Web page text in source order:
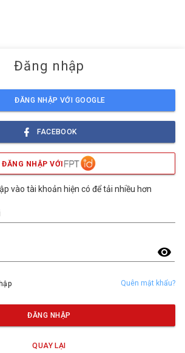
Đăng nhập
ĐĂNG NHẬP VỚI GOOGLE
FACEBOOK
ĐĂNG NHẬP VỚI
vào tài khoản hiện có để tải nhiều hơn
visibility
Quên mật khẩu?
ĐĂNG NHẬP
QUAY LẠI